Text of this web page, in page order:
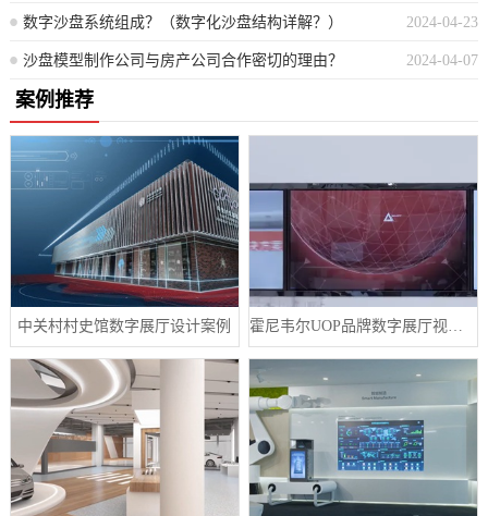
2024-04-23
数字沙盘系统组成？（数字化沙盘结构详解？）
2024-04-07
沙盘模型制作公司与房产公司合作密切的理由？
案例推荐
中关村村史馆数字展厅设计案例